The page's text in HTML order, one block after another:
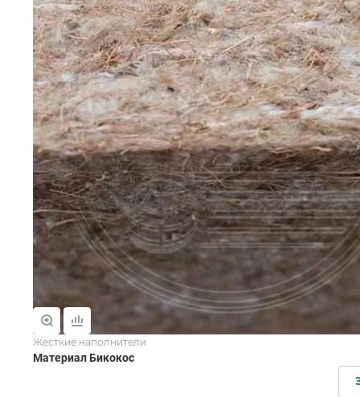
Жесткие наполнители
Материал Бикокос